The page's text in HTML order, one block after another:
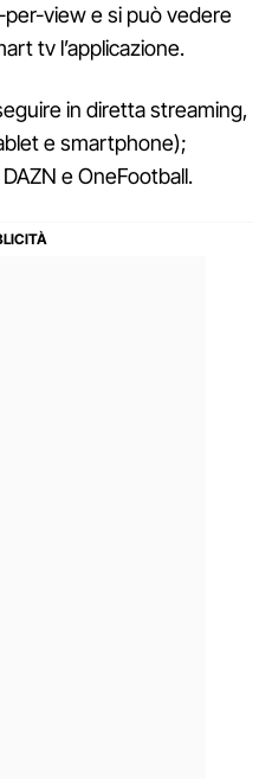
view e si può vedere
tv l’applicazione.
in diretta streaming,
e smartphone);
e OneFootball.